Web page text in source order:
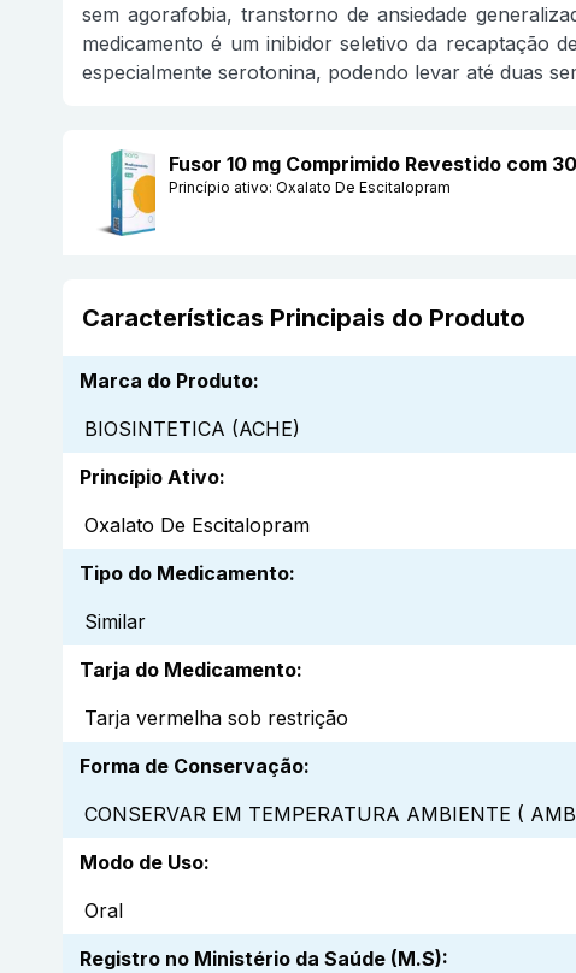
sem agorafobia, transtorno de ansiedade
medicamento é um inibidor seletivo da recaptação
especialmente serotonina, podendo levar até duas
Fusor 10 mg Comprimido Revestido com
Princípio ativo: Oxalato De Escitalopram
Características Principais do Produto
Marca do Produto:
BIOSINTETICA (ACHE)
Princípio Ativo:
Oxalato De Escitalopram
Tipo do Medicamento:
Similar
Tarja do Medicamento:
Tarja vermelha sob restrição
Forma de Conservação:
CONSERVAR EM TEMPERATURA AMBIENTE (
Modo de Uso:
Oral
Registro no Ministério da Saúde (M.S):